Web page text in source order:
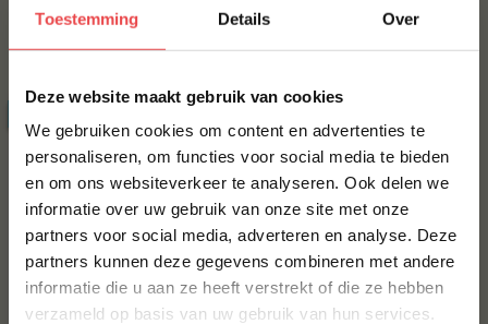
Toestemming Details Over
Deze website maakt gebruik van cookies
We gebruiken cookies om content en advertenties te
personaliseren, om functies voor social media te bieden
en om ons websiteverkeer te analyseren. Ook delen we
informatie over uw gebruik van onze site met onze
partners voor social media, adverteren en analyse. Deze
partners kunnen deze gegevens combineren met andere
informatie die u aan ze heeft verstrekt of die ze hebben
verzameld op basis van uw gebruik van hun services.
Bestel alles
Angus burger, 6 halen 5
Verse worst gemengd
gehakt
10% korting op je
eerste bestelling*
Schrijf je in voor onze nieuwsbrief en ontvang direct
10% korting op jouw eerste bestelling.
VOORNAAM